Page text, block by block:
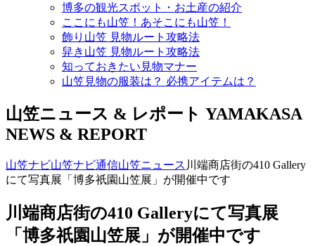
博多の観光スポット・お土産の紹介
ここにも山笠！あそこにも山笠！
飾り山笠 見物ルート攻略法
舁き山笠 見物ルート攻略法
知っておきたい見物マナー
山笠見物の服装は？ 必携アイテムは？
山笠ニュース & レポート YAMAKASA
NEWS & REPORT
山笠ナビ山笠ナビ通信山笠ニュース 川端商店街の410 Gallery
にて写真展「博多祇園山笠展」が開催中です
川端商店街の410 Galleryにて写真展
「博多祇園山笠展」が開催中です